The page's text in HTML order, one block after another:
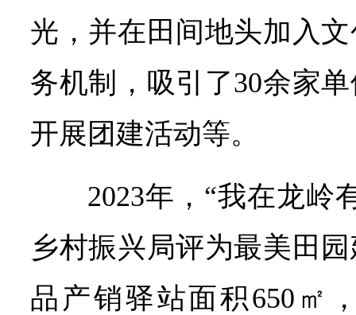
光，并在田间地头加入
务机制，吸引了30余家
开展团建活动等。
2023年，“我在龙岭
乡村振兴局评为最美田
品产销驿站面积650㎡